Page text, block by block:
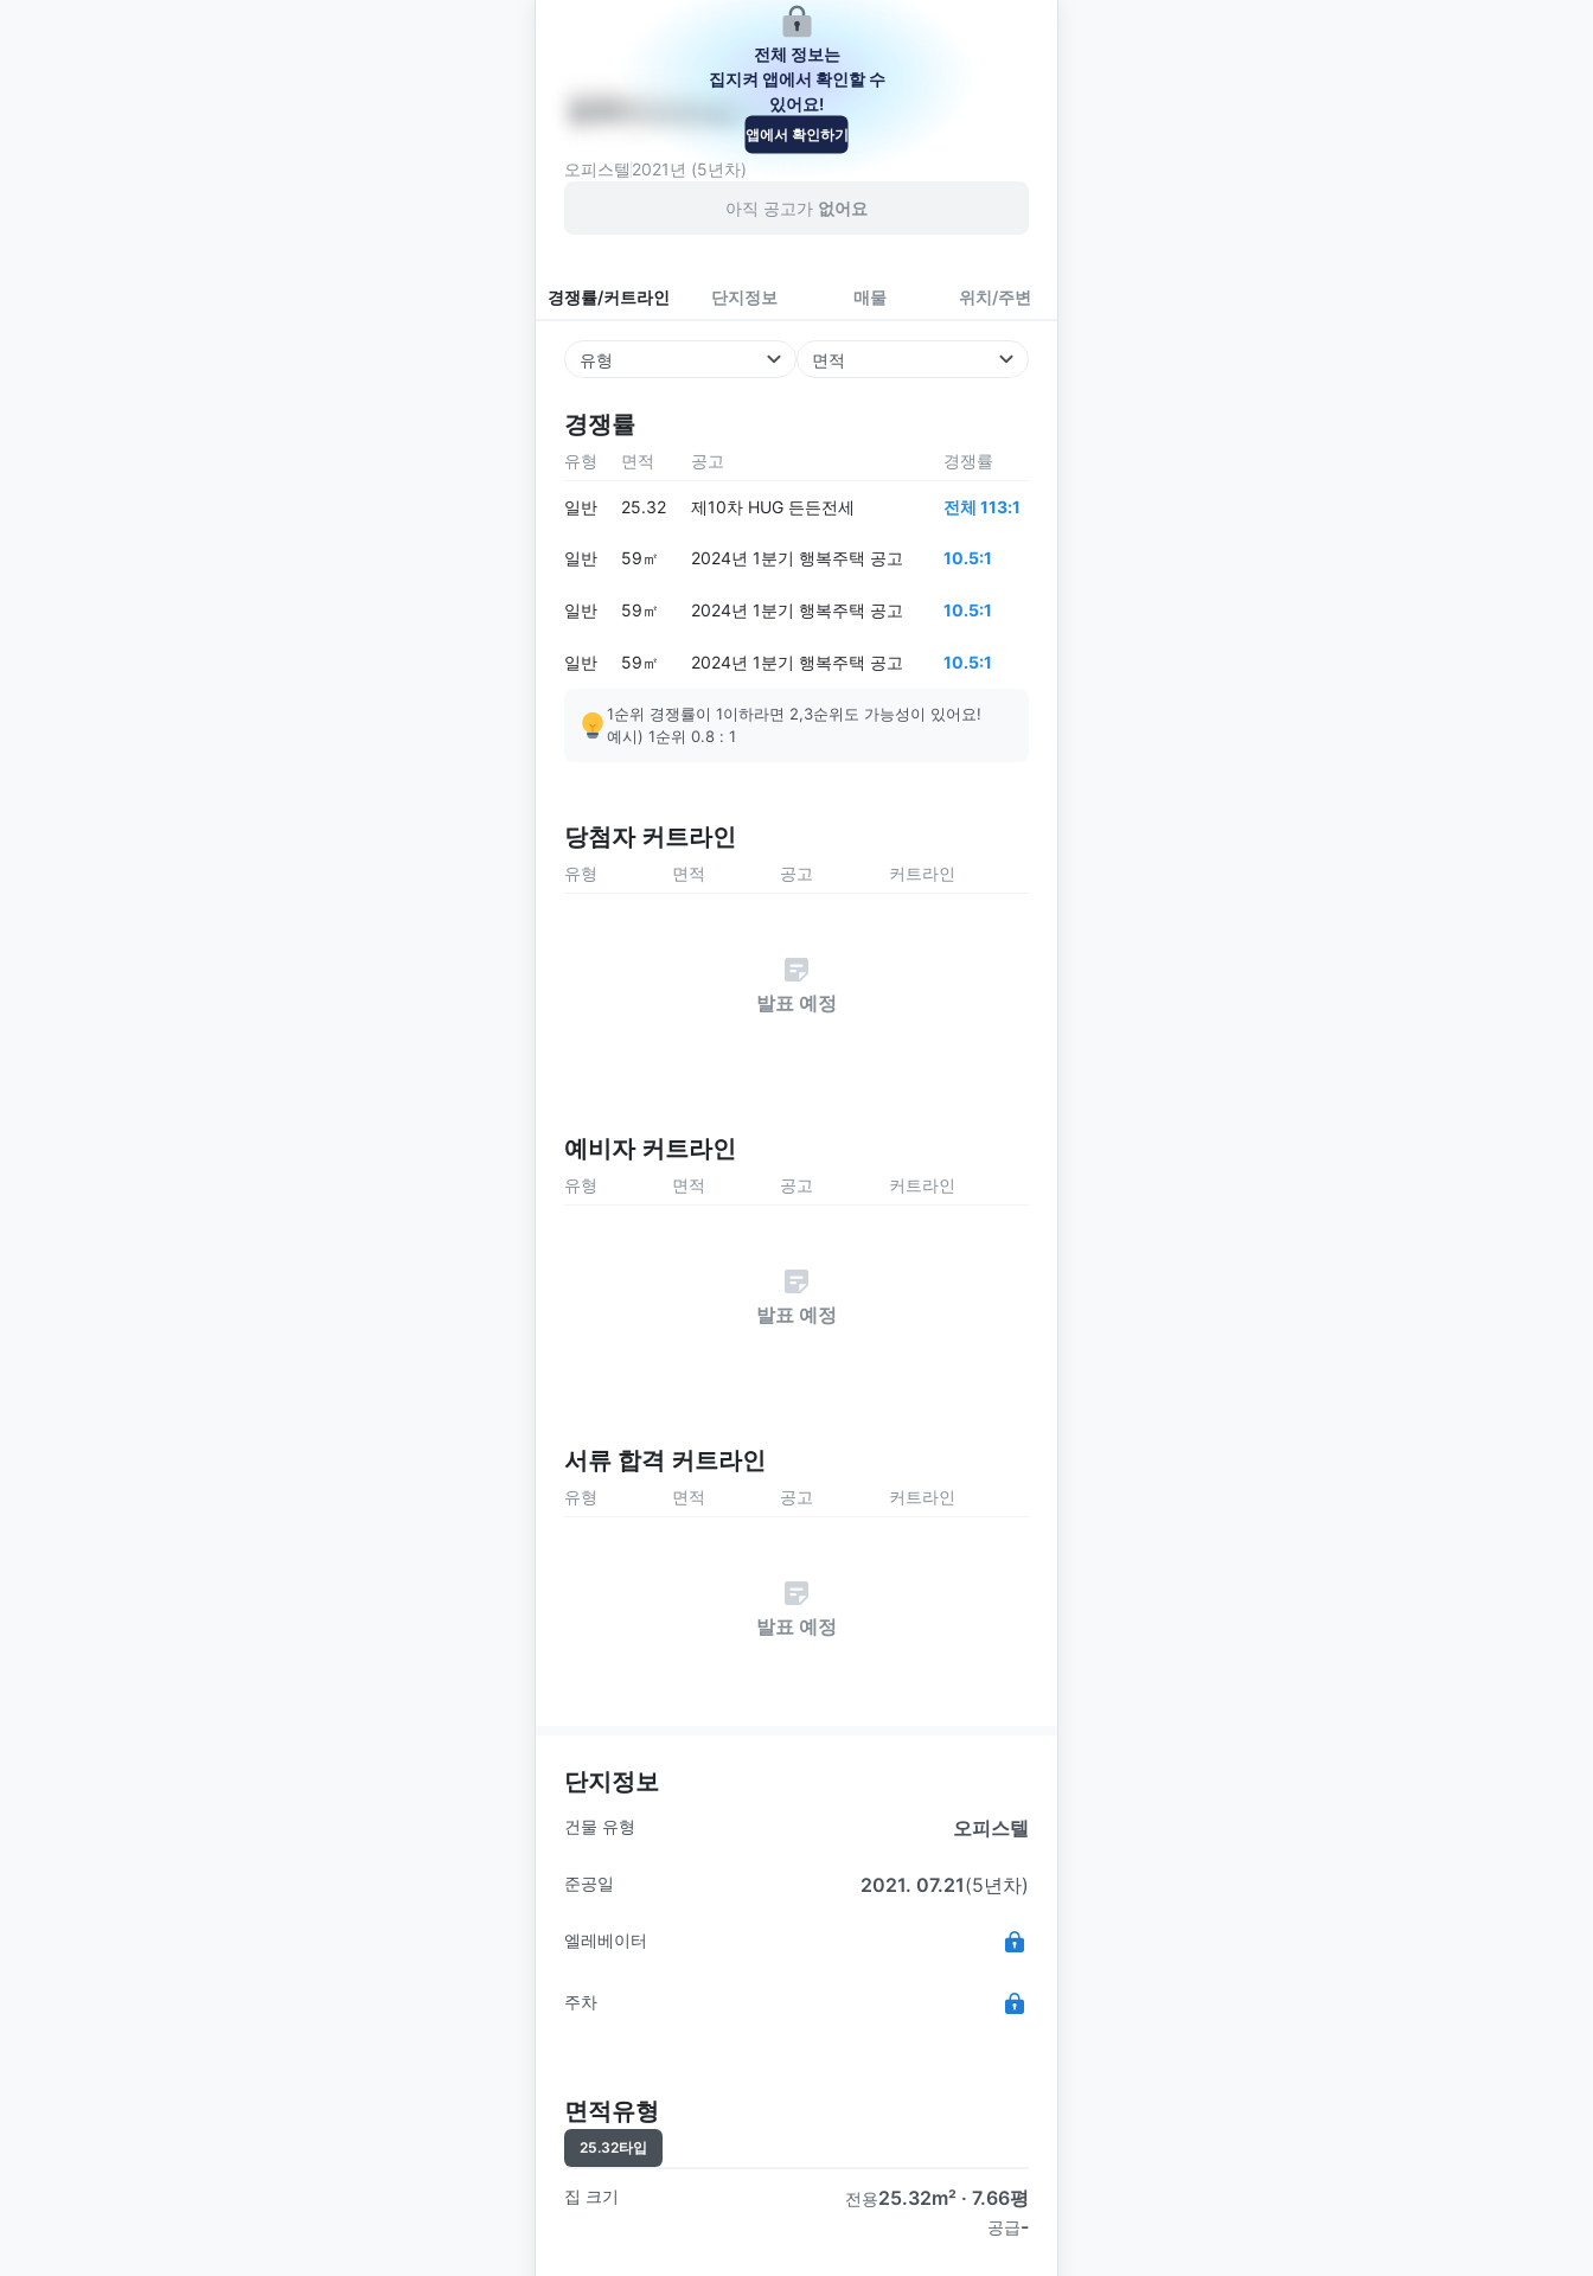
명학아크로팰리스
경기도 안양시 만안구 덕천로 87
오피스텔 2021년 (5년차)
아직 공고가 없어요
경쟁률/커트라인 단지정보 매물 위치/주변
유형 면적
경쟁률
전체 정보는
집지켜 앱에서 확인할 수
있어요!
앱에서 확인하기
유형 면적 공고 경쟁률
일반 25.32 제10차 HUG 든든전세 전체 113:1
일반 59㎡ 2024년 1분기 행복주택 공고 10.5:1
일반 59㎡ 2024년 1분기 행복주택 공고 10.5:1
일반 59㎡ 2024년 1분기 행복주택 공고 10.5:1
1순위 경쟁률이 1이하라면 2,3순위도 가능성이 있어요!
예시) 1순위 0.8 : 1
당첨자 커트라인
유형 면적 공고 커트라인
발표 예정
예비자 커트라인
유형 면적 공고 커트라인
발표 예정
서류 합격 커트라인
유형 면적 공고 커트라인
발표 예정
단지정보
건물 유형 오피스텔
준공일 2021. 07.21(5년차)
엘레베이터
주차
면적유형
25.32타입
집 크기 전용25.32m² · 7.66평
공급-